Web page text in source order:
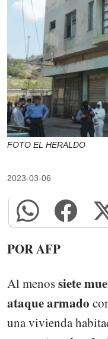
FOTO EL HERALDO
2023-03-06
POR AFP
Al menossiete
ataque armado
una vivienda